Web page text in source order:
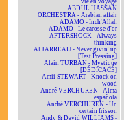
vie en voyage
ABDUL HASSAN
ORCHESTRA - Arabian affair
ADAMO - Inch'Allah
ADAMO - Le carosse d'or
AFTERSHOCK - Always
thinking
Al JARREAU - Never givin' up
[Test Pressing]
Alain TURBAN - Mystique
[DÉDICACÉ]
Amii STEWART - Knock on
wood
André VERCHUREN - Alma
española
André VERCHUREN - Un
certain frisson
Andy & David WILLIAMS -